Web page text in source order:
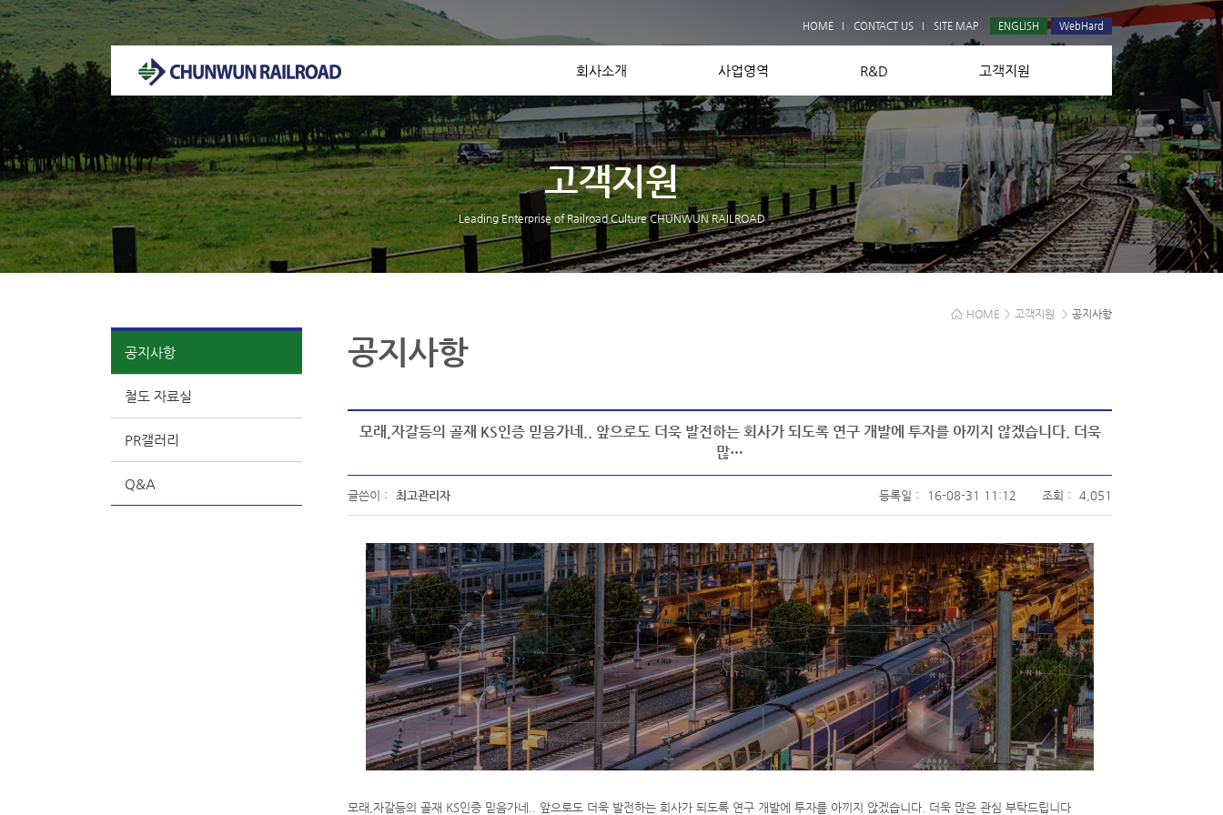
HOME CONTACT US SITE MAP ENGLISH WebHard
회사소개 사업영역 R&D 고객지원
장비보유현황
Contact US
고객지원
Leading Enterprise of Railroad Culture CHUNWUN RAILROAD
공지사항
철도 자료실
PR갤러리
Q&A
HOME > 고객지원 > 공지사항
공지사항
모래,자갈등의 골재 KS인증 믿음가네.. 앞으로도 더욱 발전하는 회사가 되도록 연구 개발에 투자를 아끼지 않겠습니다. 더욱
많…
글쓴이 : 최고관리자 등록일 : 16-08-31 11:12 조회 : 4,051
모래,자갈등의 골재 KS인증 믿음가네.. 앞으로도 더욱 발전하는 회사가 되도록 연구 개발에 투자를 아끼지 않겠습니다. 더욱 많은 관심 부탁드립니다